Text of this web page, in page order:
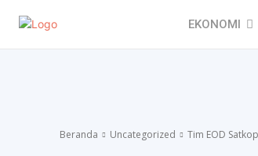
EKONOMI
Beranda Uncategorized Tim EOD